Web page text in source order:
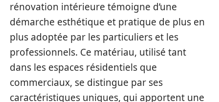
rénovation intérieure témoigne d’une
démarche esthétique et pratique de plus en
plus adoptée par les particuliers et les
professionnels. Ce matériau, utilisé tant
dans les espaces résidentiels que
commerciaux, se distingue par ses
caractéristiques uniques, qui apportent une